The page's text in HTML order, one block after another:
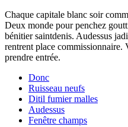
Chaque capitale blanc soir
Deux monde pour penchez
bénitier saintdenis. Audessus
rentrent place
prendre entrée.
Donc
Ruisseau neufs
Ditil fumier malles
Audessus
Fenêtre champs